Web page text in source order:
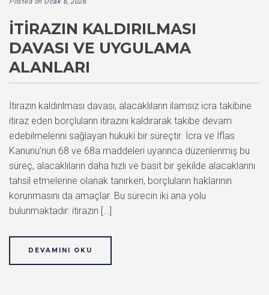
İTIRAZIN KALDIRILMASI
DAVASI VE UYGULAMA
ALANLARI
İtirazın kaldırılması davası, alacaklıların ilamsız icra takibine
itiraz eden borçluların itirazını kaldırarak takibe devam
edebilmelerini sağlayan hukuki bir süreçtir. İcra ve İflas
Kanunu’nun 68 ve 68a maddeleri uyarınca düzenlenmiş bu
süreç, alacaklıların daha hızlı ve basit bir şekilde alacaklarını
tahsil etmelerine olanak tanırken, borçluların haklarının
korunmasını da amaçlar. Bu sürecin iki ana yolu
bulunmaktadır: itirazın […]
DEVAMINI OKU